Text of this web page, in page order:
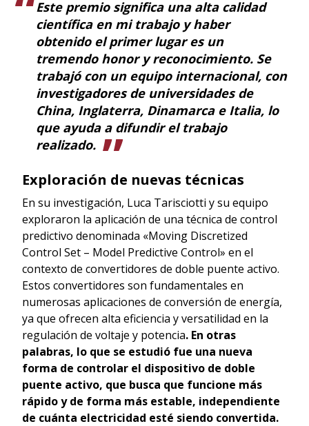
Este premio significa una alta calidad
científica en mi trabajo y haber
obtenido el primer lugar es un
tremendo honor y reconocimiento. Se
trabajó con un equipo internacional, con
investigadores de universidades de
China, Inglaterra, Dinamarca e Italia, lo
que ayuda a difundir el trabajo
realizado.
Exploración de nuevas técnicas
En su investigación, Luca Tarisciotti y su equipo
exploraron la aplicación de una técnica de control
predictivo denominada «Moving Discretized
Control Set – Model Predictive Control» en el
contexto de convertidores de doble puente activo.
Estos convertidores son fundamentales en
numerosas aplicaciones de conversión de energía,
ya que ofrecen alta eficiencia y versatilidad en la
regulación de voltaje y potencia. En otras
palabras, lo que se estudió fue una nueva
forma de controlar el dispositivo de doble
puente activo, que busca que funcione más
rápido y de forma más estable, independiente
de cuánta electricidad esté siendo convertida.